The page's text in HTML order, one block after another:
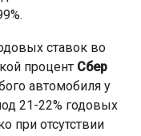
ставок во
процент Сбер
автомобиля у
21-22% годовых
при отсутствии